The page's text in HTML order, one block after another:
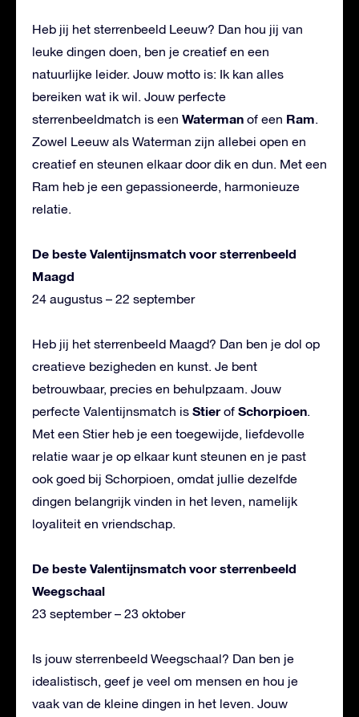
Heb jij het sterrenbeeld Leeuw? Dan hou jij van
leuke dingen doen, ben je creatief en een
natuurlijke leider. Jouw motto is: Ik kan alles
bereiken wat ik wil. Jouw perfecte
sterrenbeeldmatch is een Waterman of een Ram.
Zowel Leeuw als Waterman zijn allebei open en
creatief en steunen elkaar door dik en dun. Met een
Ram heb je een gepassioneerde, harmonieuze
relatie.
De beste Valentijnsmatch voor sterrenbeeld
Maagd
24 augustus – 22 september
Heb jij het sterrenbeeld Maagd? Dan ben je dol op
creatieve bezigheden en kunst. Je bent
betrouwbaar, precies en behulpzaam. Jouw
perfecte Valentijnsmatch is Stierof Schorpioen.
Met een Stier heb je een toegewijde, liefdevolle
relatie waar je op elkaar kunt steunen en je past
ook goed bij Schorpioen, omdat jullie dezelfde
dingen belangrijk vinden in het leven, namelijk
loyaliteit en vriendschap.
De beste Valentijnsmatch voor sterrenbeeld
Weegschaal
23 september – 23 oktober
Is jouw sterrenbeeld Weegschaal? Dan ben je
idealistisch, geef je veel om mensen en hou je
vaak van de kleine dingen in het leven. Jouw